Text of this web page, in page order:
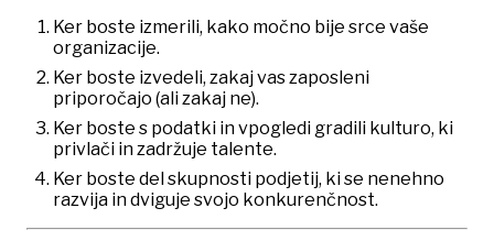
Ker boste izmerili, kako močno bije srce vaše
organizacije.
Ker boste izvedeli, zakaj vas zaposleni
priporočajo (ali zakaj ne).
Ker boste s podatki in vpogledi gradili kulturo, ki
privlači in zadržuje talente.
Ker boste del skupnosti podjetij, ki se nenehno
razvija in dviguje svojo konkurenčnost.